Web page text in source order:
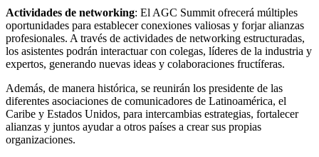
Actividades de networking: El AGC Summit ofrecerá múltiples
oportunidades para establecer conexiones valiosas y forjar alianzas
profesionales. A través de actividades de networking estructuradas,
los asistentes podrán interactuar con colegas, líderes de la industria y
expertos, generando nuevas ideas y colaboraciones fructíferas.
Además, de manera histórica, se reunirán los presidente de las
diferentes asociaciones de comunicadores de Latinoamérica, el
Caribe y Estados Unidos, para intercambias estrategias, fortalecer
alianzas y juntos ayudar a otros países a crear sus propias
organizaciones.